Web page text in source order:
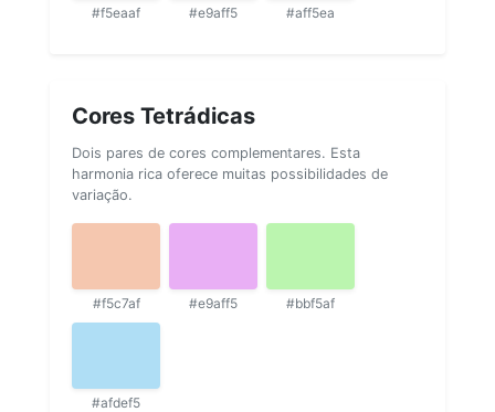
#f5eaaf #e9aff5 #aff5ea
Cores Tetrádicas
Dois pares de cores complementares. Esta
harmonia rica oferece muitas possibilidades de
variação.
#f5c7af #e9aff5 #bbf5af
#afdef5